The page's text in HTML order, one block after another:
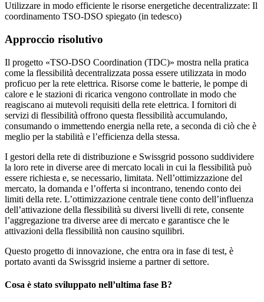
Utilizzare in modo efficiente le risorse energetiche decentralizzate: Il
coordinamento TSO-DSO spiegato (in tedesco)
Approccio risolutivo
Il progetto «TSO-DSO Coordination (TDC)» mostra nella pratica
come la flessibilità decentralizzata possa essere utilizzata in modo
proficuo per la rete elettrica. Risorse come le batterie, le pompe di
calore e le stazioni di ricarica vengono controllate in modo che
reagiscano ai mutevoli requisiti della rete elettrica. I fornitori di
servizi di flessibilità offrono questa flessibilità accumulando,
consumando o immettendo energia nella rete, a seconda di ciò che è
meglio per la stabilità e l’efficienza della stessa.
I gestori della rete di distribuzione e Swissgrid possono suddividere
la loro rete in diverse aree di mercato locali in cui la flessibilità può
essere richiesta e, se necessario, limitata. Nell’ottimizzazione del
mercato, la domanda e l’offerta si incontrano, tenendo conto dei
limiti della rete. L’ottimizzazione centrale tiene conto dell’influenza
dell’attivazione della flessibilità su diversi livelli di rete, consente
l’aggregazione tra diverse aree di mercato e garantisce che le
attivazioni della flessibilità non causino squilibri.
Questo progetto di innovazione, che entra ora in fase di test, è
portato avanti da Swissgrid insieme a partner di settore.
Cosa è stato sviluppato nell’ultima fase B?